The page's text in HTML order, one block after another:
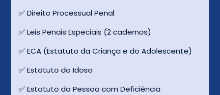
✅ Direito Processual Penal
✅ Leis Penais Especiais (2 cadernos)
✅ ECA (Estatuto da Criança e do Adolescente)
✅ Estatuto do Idoso
✅ Estatuto da Pessoa com Deficiência